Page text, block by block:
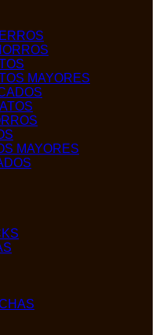
MAYORES
MAYORES